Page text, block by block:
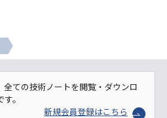
全ての技術ノートを閲覧・ダウンロ
。
新規会員登録はこちら